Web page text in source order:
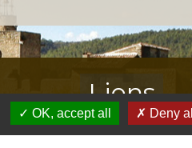
Liens
Provence Verte
OK, accept all Deny